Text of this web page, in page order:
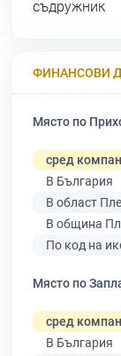
съдружник
ФИНАНСОВИ
Място по
сред
В България
В област
В община
По код на
Място по
сред
В България